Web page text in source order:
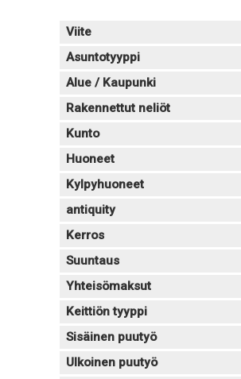
Viite
Asuntotyyppi
Alue / Kaupunki
Rakennettut neliöt
Kunto
Huoneet
Kylpyhuoneet
antiquity
Kerros
Suuntaus
Yhteisömaksut
Keittiön tyyppi
Sisäinen puutyö
Ulkoinen puutyö